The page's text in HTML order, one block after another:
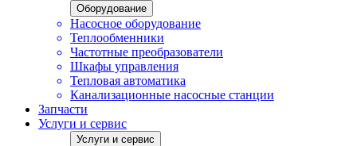
Оборудование
Насосное оборудование
Теплообменники
Частотные преобразователи
Шкафы управления
Тепловая автоматика
Канализационные насосные станции
Запчасти
Услуги и сервис
Услуги и сервис